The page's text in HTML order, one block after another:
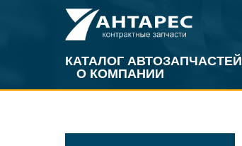
КАТАЛОГ АВТОЗАПЧАСТЕЙ
О КОМПАНИИ